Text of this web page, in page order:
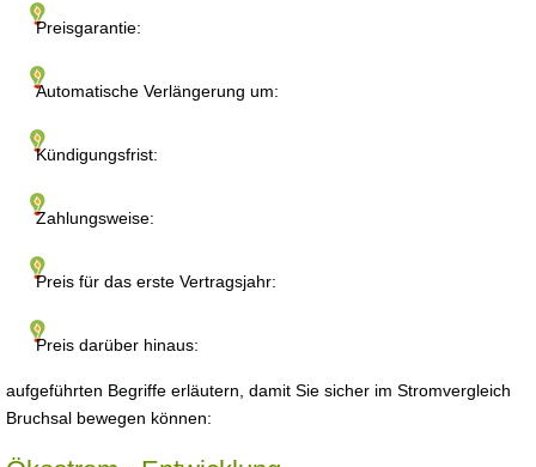
Preisgarantie:
Automatische Verlängerung um:
Kündigungsfrist:
Zahlungsweise:
Preis für das erste Vertragsjahr:
Preis darüber hinaus:
aufgeführten Begriffe erläutern, damit Sie sicher im Stromvergleich
Bruchsal bewegen können: